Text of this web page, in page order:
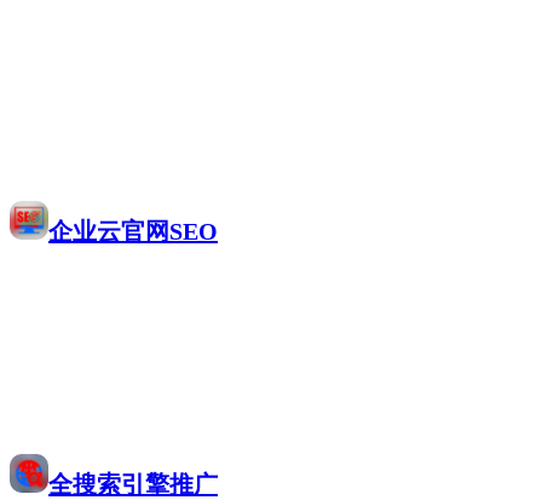
企业云官网SEO
全搜索引擎推广